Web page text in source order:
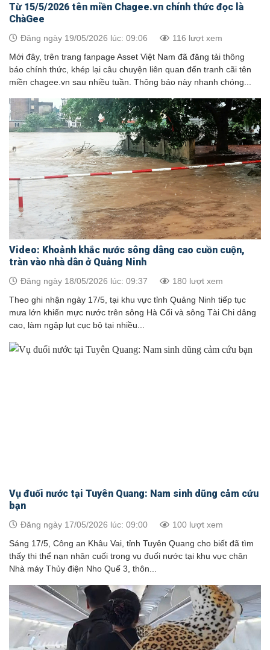
Từ 15/5/2026 tên miền Chagee.vn chính thức đọc là
ChàGee
Đăng ngày 19/05/2026 lúc: 09:06 116 lượt xem
Mới đây, trên trang fanpage Asset Việt Nam đã đăng tải thông
báo chính thức, khép lại câu chuyện liên quan đến tranh cãi tên
miền chagee.vn sau nhiều tuần. Thông báo này nhanh chóng...
Video: Khoảnh khắc nước sông dâng cao cuồn cuộn,
tràn vào nhà dân ở Quảng Ninh
Đăng ngày 18/05/2026 lúc: 09:37 180 lượt xem
Theo ghi nhận ngày 17/5, tại khu vực tỉnh Quảng Ninh tiếp tục
mưa lớn khiến mực nước trên sông Hà Cối và sông Tài Chi dâng
cao, làm ngập lụt cục bộ tại nhiều...
Vụ đuối nước tại Tuyên Quang: Nam sinh dũng cảm cứu
bạn
Đăng ngày 17/05/2026 lúc: 09:00 100 lượt xem
Sáng 17/5, Công an Khâu Vai, tỉnh Tuyên Quang cho biết đã tìm
thấy thi thể nạn nhân cuối trong vụ đuối nước tại khu vực chân
Nhà máy Thủy điện Nho Quế 3, thôn...